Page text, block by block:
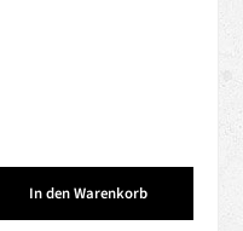
In den Warenkorb